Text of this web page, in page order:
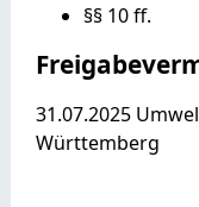
§§ 10 ff.
31.07.2025
Württemberg